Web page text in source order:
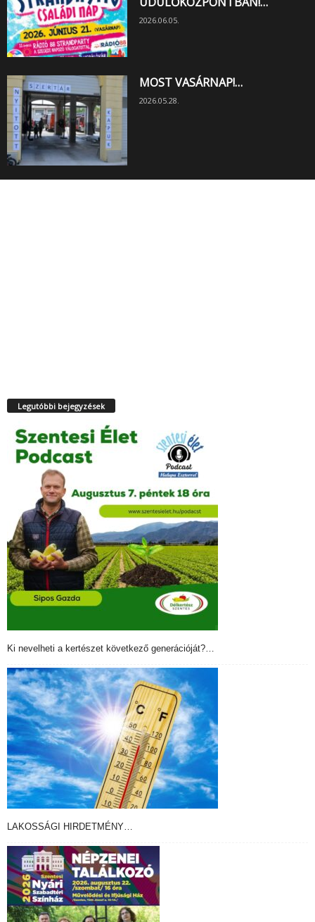
2026.06.05.
MOST VASÁRNAP!…
2026.05.28.
Legutóbbi bejegyzések
Ki nevelheti a kertészet következő generációját?…
LAKOSSÁGI HIRDETMÉNY…